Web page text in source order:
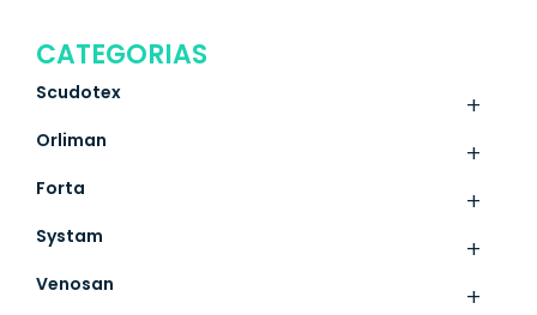
CATEGORIAS
+
Scudotex
+
Orliman
+
Forta
+
Systam
+
Venosan